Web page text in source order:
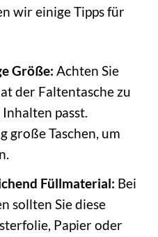
wir einige Tipps für
Größe: Achten Sie
der Faltentasche zu
passt.
große Taschen, um
Füllmaterial: Bei
sollten Sie diese
Papier oder